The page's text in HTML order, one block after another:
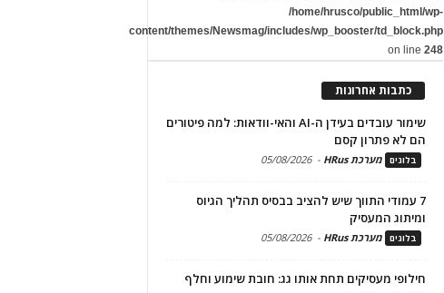
/home/hrusco/public_html/wp-
content/themes/Newsmag/includes/wp_booster/td_block.php
on line248
כתבות אחרונות
שימור עובדים בעידן ה-AI והאי-וודאות: למה פיטורים
הם לא פתרון קסם
בלוגים מערכת HRus -
05/08/2026
7 עמודי התווך שיש להציב בבסיס תהליך הגיוס
ומיתוג המעסיק
בלוגים מערכת HRus -
05/08/2026
חילופי מעסיקים תחת אותו גג: חובת שימוע וחלף